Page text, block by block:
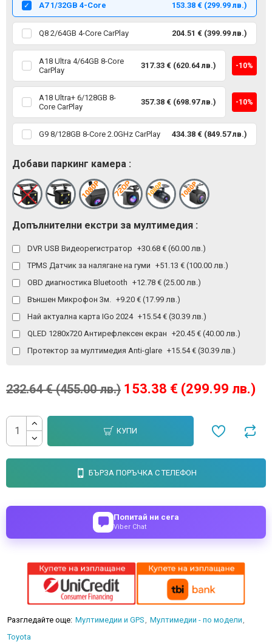
153.38 € (299.99 лв.)
232.64 € (455.00 лв.)
А7 1/32GB 4-Core 153.38 € (299.99 лв.)
Q8 2/64GB 4-Core CarPlay 204.51 € (399.99 лв.)
A18 Ultra 4/64GB 8-Core
CarPlay
317.33 € (620.64 лв.) -10%
A18 Ultra+ 6/128GB 8-
Core CarPlay
357.38 € (698.97 лв.) -10%
G9 8/128GB 8-Core 2.0GHz CarPlay 434.38 € (849.57 лв.)
Добави паркинг камера :
Допълнителни екстри за мултимедия :
DVR USB Видеорегистратор +30.68 € (60.00 лв.)
TPMS Датчик за налягане на гуми +51.13 € (100.00 лв.)
OBD диагностика Bluetooth +12.78 € (25.00 лв.)
Външен Микрофон 3м.
+9.20 € (17.99 лв.)
Най актуална карта IGo 2024 +15.54 € (30.39 лв.)
QLED 1280x720 Антирефлексен екран +20.45 € (40.00 лв.)
Протектор за мултимедия Anti-glare +15.54 € (30.39 лв.)
КУПИ
БЪРЗА ПОРЪЧКА С ТЕЛЕФОН
Попитай ни сега
Viber Chat
Разгледайте още: Мултимедии и GPS
Мултимедии - по модели
Toyota